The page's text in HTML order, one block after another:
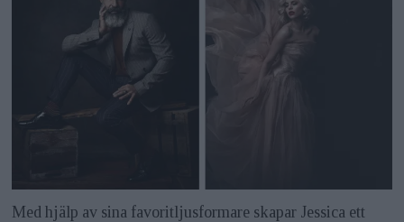
Med hjälp av sina favoritljusformare skapar Jessica ett